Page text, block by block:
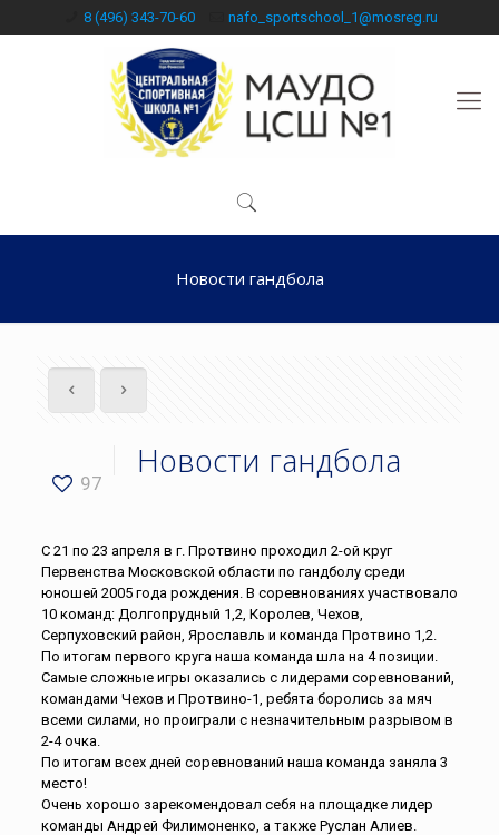
8 (496) 343-70-60 nafo_sportschool_1@mosreg.ru
Новости гандбола
97
Новости гандбола
С 21 по 23 апреля в г. Протвино проходил 2-ой круг
Первенства Московской области по гандболу среди
юношей 2005 года рождения. В соревнованиях участвовало
10 команд: Долгопрудный 1,2, Королев, Чехов,
Серпуховский район, Ярославль и команда Протвино 1,2.
По итогам первого круга наша команда шла на 4 позиции.
Самые сложные игры оказались с лидерами соревнований,
командами Чехов и Протвино-1, ребята боролись за мяч
всеми силами, но проиграли с незначительным разрывом в
2-4 очка.
По итогам всех дней соревнований наша команда заняла 3
место!
Очень хорошо зарекомендовал себя на площадке лидер
команды Андрей Филимоненко, а также Руслан Алиев.